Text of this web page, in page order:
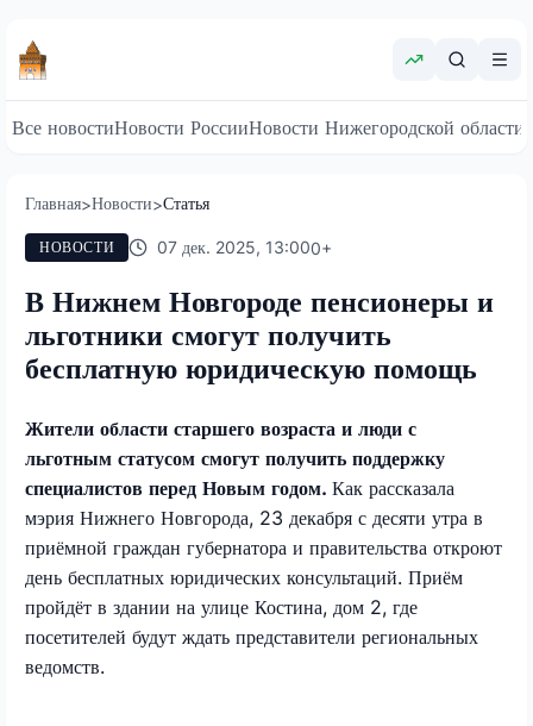
Все новостиНовости РоссииНовости Нижегородской области
Главная>Новости>Статья
НОВОСТИ 07 дек. 2025, 13:000+
В Нижнем Новгороде пенсионеры и
льготники смогут получить
бесплатную юридическую помощь
Жители области старшего возраста и люди с
льготным статусом смогут получить поддержку
специалистов перед Новым годом. Как рассказала
мэрия Нижнего Новгорода, 23 декабря с десяти утра в
приёмной граждан губернатора и правительства откроют
день бесплатных юридических консультаций. Приём
пройдёт в здании на улице Костина, дом 2, где
посетителей будут ждать представители региональных
ведомств.